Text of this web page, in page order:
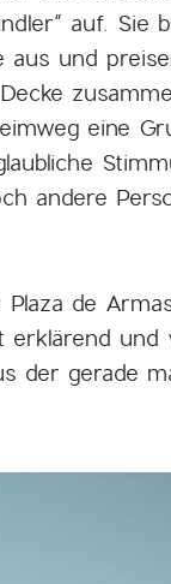
auf. Sie
aus und
eine
andere
de
erklärend und
der gerade